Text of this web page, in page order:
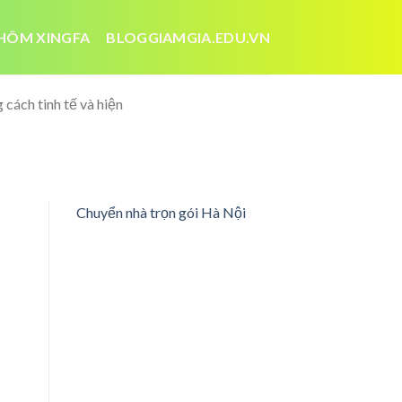
XINGFA BLOGGIAMGIA.EDU.VN
tinh tế và hiện
Chuyển nhà trọn gói Hà Nội